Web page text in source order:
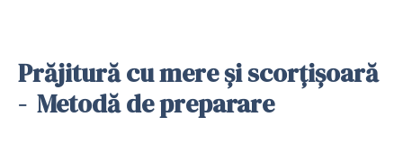
Prăjitură cu mere și scorțișoară
- Metodă de preparare